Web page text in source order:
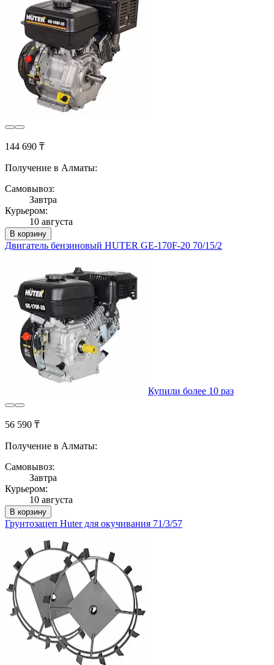
144 690 ₸
Получение в Алматы:
Самовывоз:
Завтра
Курьером:
10 августа
В корзину
Двигатель бензиновый HUTER GE-170F-20 70/15/2
Купили более 10 раз
56 590 ₸
Получение в Алматы:
Самовывоз:
Завтра
Курьером:
10 августа
В корзину
Грунтозацеп Huter для окучивания 71/3/57